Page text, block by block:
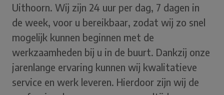
Uithoorn. Wij zijn 24 uur per dag, 7 dagen in
de week, voor u bereikbaar, zodat wij zo snel
mogelijk kunnen beginnen met de
werkzaamheden bij u in de buurt. Dankzij onze
jarenlange ervaring kunnen wij kwalitatieve
service en werk leveren. Hierdoor zijn wij de